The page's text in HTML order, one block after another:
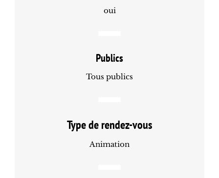
oui
Publics
Tous publics
Type de rendez-vous
Animation